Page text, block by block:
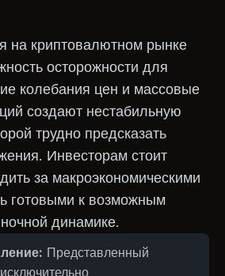
на криптовалютном рынке
осторожности для
колебания цен и массовые
создают нестабильную
трудно предсказать
Инвесторам стоит
за макроэкономическими
готовыми к возможным
динамике.
Представленный